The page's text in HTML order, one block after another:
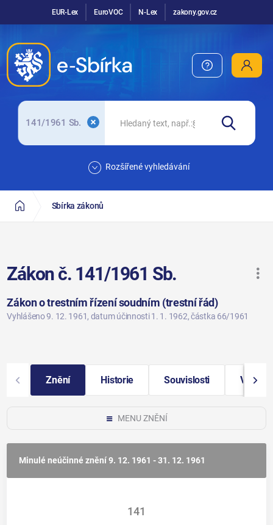
EUR-Lex EuroVOC N-Lex zakony.gov.cz
141/1961 Sb.
Rozšířené vyhledávání
Sbírka zákonů
Zákon č. 141/1961 Sb.
Zákon o trestním řízení soudním (trestní řád)
Vyhlášeno 9. 12. 1961, datum účinnosti 1. 1. 1962, částka 66/1961
Znění Historie Souvislosti
MENU ZNĚNÍ
Minulé neúčinné znění9. 12. 1961 - 31. 12. 1961
141